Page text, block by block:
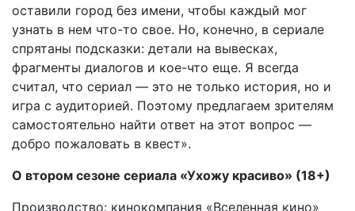
оставили город без имени, чтобы каждый мог
узнать в нем что-то свое. Но, конечно, в сериале
спрятаны подсказки: детали на вывесках,
фрагменты диалогов и кое-что еще. Я всегда
считал, что сериал — это не только история, но и
игра с аудиторией. Поэтому предлагаем зрителям
самостоятельно найти ответ на этот вопрос —
добро пожаловать в квест».
О втором сезоне сериала «Ухожу красиво» (18+)
Производство: кинокомпания «Вселенная кино»